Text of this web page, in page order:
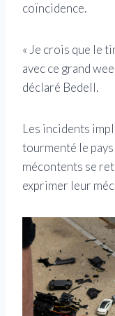
coïncidence.
« Je crois que le
avec ce grand
déclaré Bedell.
Les incidents
tourmenté le
mécontents se
exprimer leur